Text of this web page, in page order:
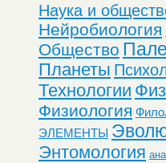
Наука и
Нейробиология
Общество
Планеты
Технологии
Физиология
ЭЛЕМЕНТЫ
Энтомология